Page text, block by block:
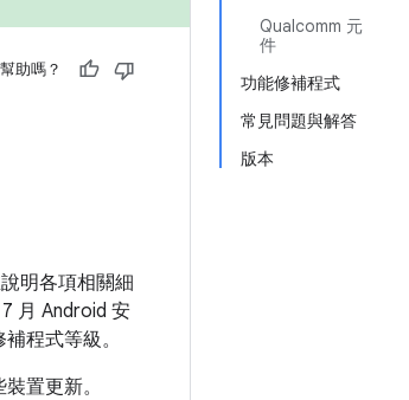
Qualcomm 元
件
功能修補程式
常見問題與解答
版本
助嗎？
明各項相關細
月 Android 安
程式等級。
置更新。